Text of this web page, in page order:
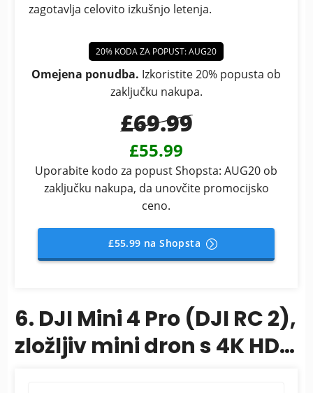
zagotavlja celovito izkušnjo letenja.
20% KODA ZA POPUST: AUG20
Omejena ponudba. Izkoristite 20% popusta ob
zaključku nakupa.
£69.99
£55.99
Uporabite kodo za popust Shopsta: AUG20 ob
zaključku nakupa, da unovčite promocijsko
ceno.
£55.99 na Shopsta
6. DJI Mini 4 Pro (DJI RC 2),
zložljiv mini dron s 4K HDR